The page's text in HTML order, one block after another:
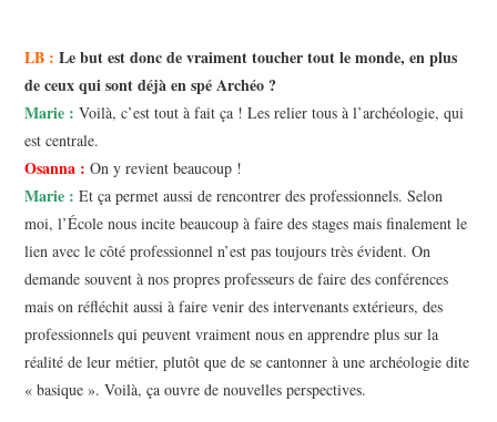
LB : Le but est donc de vraiment toucher tout le monde, en plus
de ceux qui sont déjà en spé Archéo ?
Marie :Voilà, c’est tout à fait ça ! Les relier tous à l’archéologie, qui
est centrale.
Osanna : On y revient beaucoup !
Marie : Et ça permet aussi de rencontrer des professionnels. Selon
moi, l’École nous incite beaucoup à faire des stages mais finalement le
lien avec le côté professionnel n’est pas toujours très évident. On
demande souvent à nos propres professeurs de faire des conférences
mais on réfléchit aussi à faire venir des intervenants extérieurs, des
professionnels qui peuvent vraiment nous en apprendre plus sur la
réalité de leur métier, plutôt que de se cantonner à une archéologie dite
« basique ». Voilà, ça ouvre de nouvelles perspectives.